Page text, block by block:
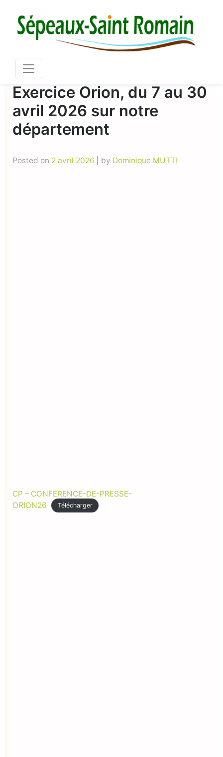
content
03 86 73 16 36
Exercice Orion, du 7 au 30
avril 2026 sur notre
département
Posted on 2 avril 2026 by Dominique MUTTI
CP – CONFERENCE-DE-PRESSE-
ORION26
Télécharger